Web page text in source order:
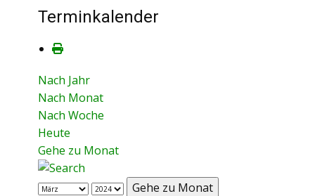
Terminkalender
Nach Jahr
Nach Monat
Nach Woche
Heute
Gehe zu Monat
Gehe zu Monat